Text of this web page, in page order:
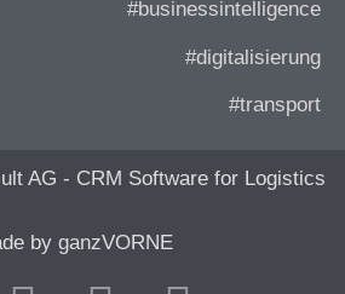
#businessintelligence
#digitalisierung
#transport
AG - CRM Software for Logistics
by ganzVORNE